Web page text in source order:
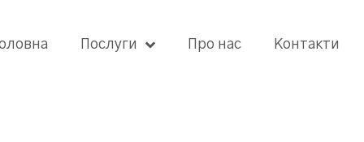
Послуги Про нас Контакти